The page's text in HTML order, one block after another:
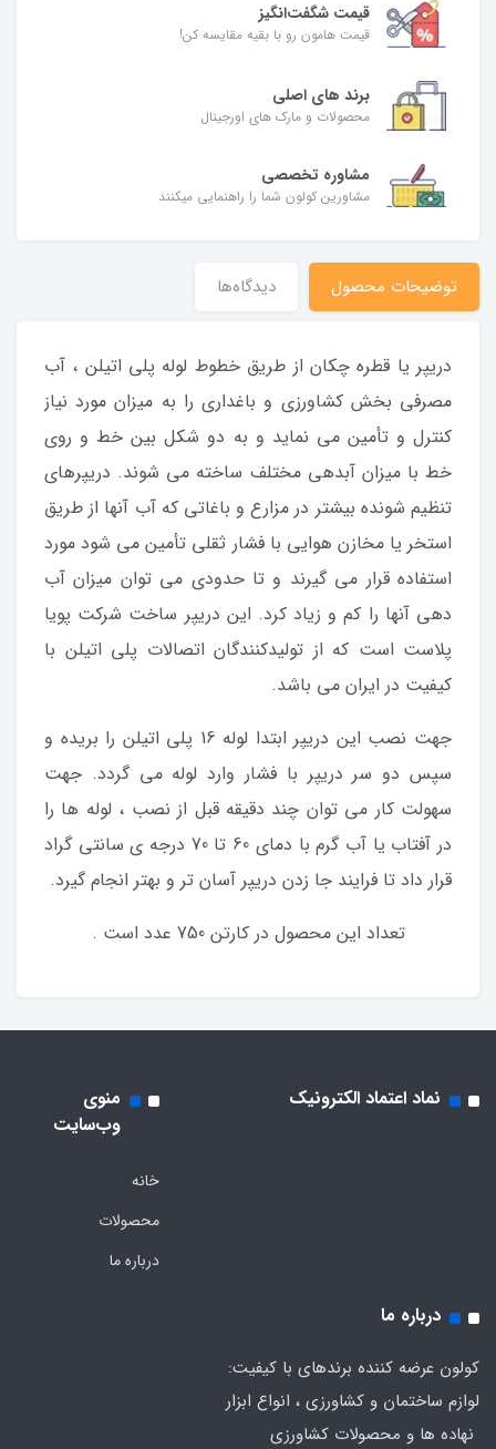
قیمت شگفت‌انگیز
قیمت هامون رو با بقیه مقایسه کن!
برند های اصلی
محصولات و مارک های اورجینال
مشاوره تخصصی
مشاورین کولون شما را راهنمایی میکنند
توضیحات محصول دیدگاه‌ها
دریپر یا قطره چکان از طریق خطوط لوله پلی اتیلن ، آب
مصرفی بخش کشاورزی و باغداری را به میزان مورد نیاز
کنترل و تأمین می نماید و به دو شکل بین خط و روی
خط با میزان آبدهی مختلف ساخته می شوند. دریپرهای
تنظیم شونده بیشتر در مزارع و باغاتی که آب آنها از طریق
استخر یا مخازن هوایی با فشار ثقلی تأمین می شود مورد
استفاده قرار می گیرند و تا حدودی می توان میزان آب
دهی آنها را کم و زیاد کرد. این دریپر ساخت شرکت پویا
پلاست است که از تولیدکنندگان اتصالات پلی اتیلن با
کیفیت در ایران می باشد.
جهت نصب این دریپر ابتدا لوله 16 پلی اتیلن را بریده و
سپس دو سر دریپر با فشار وارد لوله می گردد. جهت
سهولت کار می توان چند دقیقه قبل از نصب ، لوله ها را
در آفتاب یا آب گرم با دمای 60 تا 70 درجه ی سانتی گراد
قرار داد تا فرایند جا زدن دریپر آسان تر و بهتر انجام گیرد.
تعداد این محصول در کارتن 750 عدد است .
نماد اعتماد الکترونیک
منوی
وب‌سایت
خانه
محصولات
درباره ما
درباره ما
کولون عرضه کننده برندهای با کیفیت:
لوازم ساختمان و کشاورزی ، انواع ابزار
نهاده ها و محصولات کشاورزی